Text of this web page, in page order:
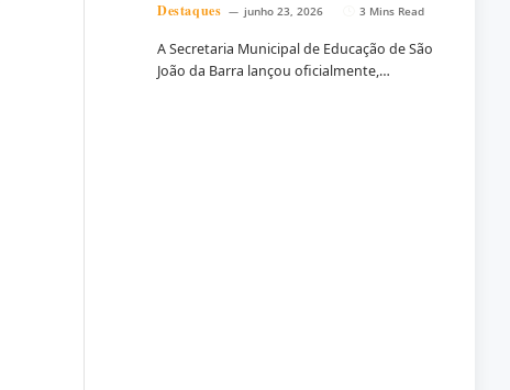
Destaques junho 23, 2026 3 Mins Read
A Secretaria Municipal de Educação de São
João da Barra lançou oficialmente,…